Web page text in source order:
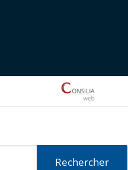
Rechercher